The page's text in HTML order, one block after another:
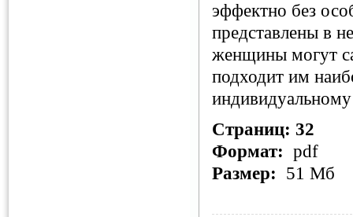
эффектно без
представлены в
женщины могут
подходит им
Страниц: 32
Формат: pdf
Размер: 51 Мб